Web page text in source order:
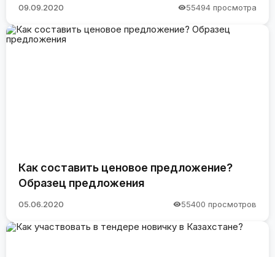
09.09.2020 55494 просмотра
Как составить ценовое предложение?
Образец предложения
05.06.2020 55400 просмотров